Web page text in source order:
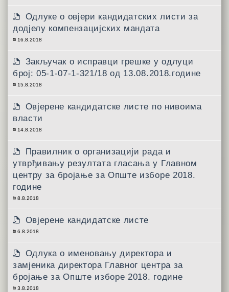
Одлуке о овјери кандидатских листи за
додјелу компензацијских мандата
16.8.2018
Закључак о исправци грешке у одлуци
број: 05-1-07-1-321/18 од 13.08.2018.године
15.8.2018
Овјерене кандидатске листе по нивоима
власти
14.8.2018
Правилник о организацији рада и
утврђивању резултата гласања у Главном
центру за бројање за Опште изборе 2018.
године
8.8.2018
Овјерене кандидатске листе
6.8.2018
Одлука о именовању директора и
замјеника директора Главног центра за
бројање за Опште изборе 2018. године
3.8.2018